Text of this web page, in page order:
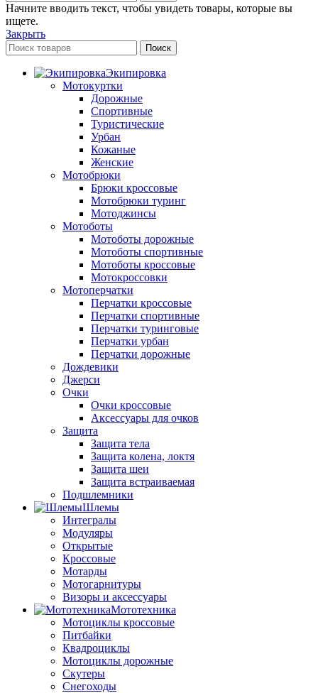
Начните вводить текст, чтобы увидеть товары, которые вы
ищете.
Закрыть
Поиск
Экипировка
Мотокуртки
Дорожные
Спортивные
Туристические
Урбан
Кожаные
Женские
Мотобрюки
Брюки кроссовые
Мотобрюки туринг
Мотоджинсы
Мотоботы
Мотоботы дорожные
Мотоботы спортивные
Мотоботы кроссовые
Мотокроссовки
Мотоперчатки
Перчатки кроссовые
Перчатки спортивные
Перчатки туринговые
Перчатки урбан
Перчатки дорожные
Дождевики
Джерси
Очки
Очки кроссовые
Аксессуары для очков
Защита
Защита тела
Защита колена, локтя
Защита шеи
Защита встраиваемая
Подшлемники
Шлемы
Интегралы
Модуляры
Открытые
Кроссовые
Мотарды
Мотогарнитуры
Визоры и аксессуары
Мототехника
Мотоциклы кроссовые
Питбайки
Квадроциклы
Мотоциклы дорожные
Скутеры
Снегоходы